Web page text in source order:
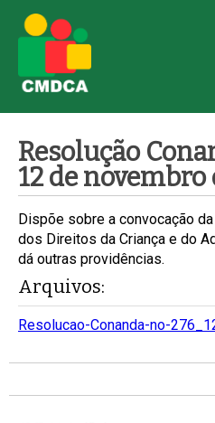
Resolução
12 de novembro
Dispõe sobre a convocação
dos Direitos da Criança e do
dá outras providências.
Arquivos:
Resolucao-Conanda-no-